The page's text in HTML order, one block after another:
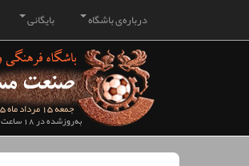
بایگانی درباره‌ی باشگاه
جمعه 15 مرداد ماه 1405
به‌روزشده در 18 ساعت و 45 دقیقه قبل